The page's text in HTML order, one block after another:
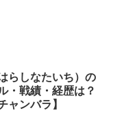
らしなたいち）の
・戦績・経歴は？
ャンバラ】